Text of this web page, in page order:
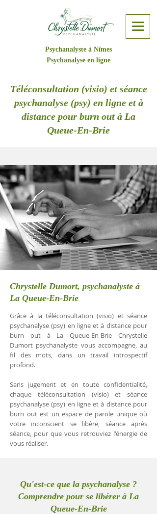
Psychanalyste à Nîmes
Psychanalyse en ligne
Téléconsultation (visio) et séance
psychanalyse (psy) en ligne et à
distance pour burn out à La
Queue-En-Brie
Chrystelle Dumort, psychanalyste à
La Queue-En-Brie
Grâce à la téléconsultation (visio) et séance
psychanalyse (psy) en ligne et à distance pour
burn out à La Queue-En-Brie Chrystelle
Dumort psychanalyste vous accompagne, au
fil des mots, dans un travail introspectif
profond.
Sans jugement et en toute confidentialité,
chaque téléconsultation (visio) et séance
psychanalyse (psy) en ligne et à distance pour
burn out est un espace de parole unique où
votre inconscient se libère, séance après
séance, pour que vous retrouviez l'énergie de
vous réaliser.
Qu'est-ce que la psychanalyse ?
Comprendre pour se libérer à La
Queue-En-Brie